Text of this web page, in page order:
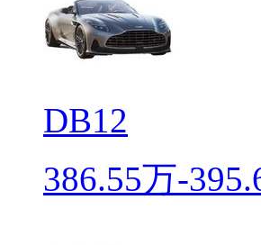
DB12
386.55万-